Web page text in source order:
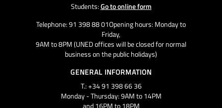
Students:Go to online form
Telephone: 91 398 88 01Opening hours: Monday to
Friday,
9AM to 8PM (UNED offices will be closed for normal
business on the public holidays)
GENERAL INFORMATION
T.: +34 91 398 66 36
Monday - Thursday: 9AM to 14PM
and 16PM to 18PM